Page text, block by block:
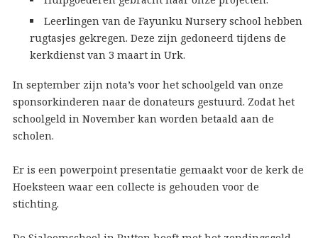
Leerlingen van de Fayunku Nursery school hebben
rugtasjes gekregen. Deze zijn gedoneerd tijdens de
kerkdienst van 3 maart in Urk.
In september zijn nota’s voor het schoolgeld van onze
sponsorkinderen naar de donateurs gestuurd. Zodat het
schoolgeld in November kan worden betaald aan de
scholen.
Er is een powerpoint presentatie gemaakt voor de kerk de
Hoeksteen waar een collecte is gehouden voor de
stichting.